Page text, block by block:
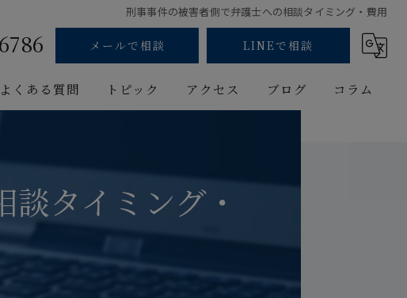
刑事事件の被害者側で弁護士への相談タイミング・費用
メールで相談 LINEで相談
よくある質問 トピック
性犯罪
アクセス ブログ コラム
タイミング・